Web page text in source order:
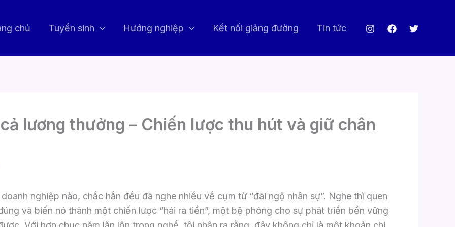
chủ Tuyển sinh Hướng nghiệp Kết nối giảng đường Tin tức
lương thưởng – Chiến lược thu hút và giữ chân
nghiệp nào, chắc hẳn đều đã nghe nhiều về cụm từ “đãi ngộ nhân sự”. Nghe thì quen
và biến nó thành một chiến lược “hái ra tiền”, một bệ phóng cho sự phát triển bền vững